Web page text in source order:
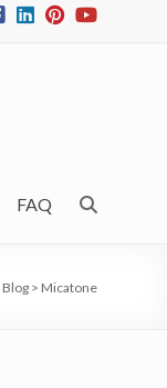
FAQ
Blog > Micatone